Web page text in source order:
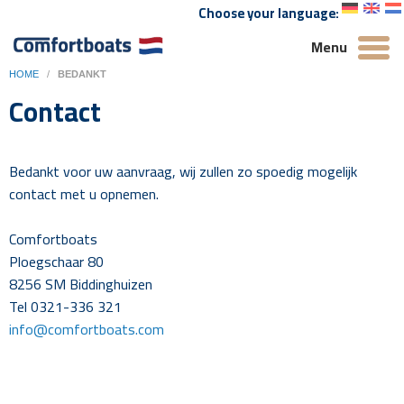
Choose your language:
Menu
HOME / BEDANKT
Contact
Bedankt voor uw aanvraag, wij zullen zo spoedig mogelijk
contact met u opnemen.
Comfortboats
Ploegschaar 80
8256 SM Biddinghuizen
Tel 0321-336 321
info@comfortboats.com